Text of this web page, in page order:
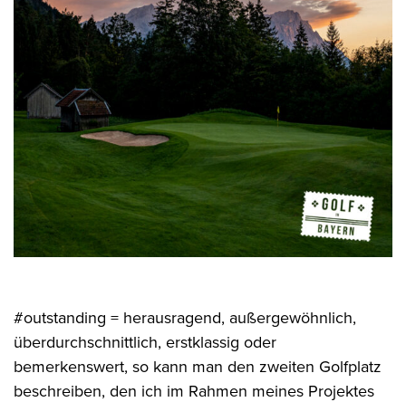
#outstanding = herausragend, außergewöhnlich,
überdurchschnittlich, erstklassig oder
bemerkenswert, so kann man den zweiten Golfplatz
beschreiben, den ich im Rahmen meines Projektes